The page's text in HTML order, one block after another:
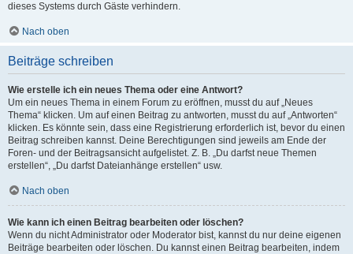
dieses Systems durch Gäste verhindern.
Nach oben
Beiträge schreiben
Wie erstelle ich ein neues Thema oder eine Antwort?
Um ein neues Thema in einem Forum zu eröffnen, musst du auf „Neues
Thema“ klicken. Um auf einen Beitrag zu antworten, musst du auf „Antworten“
klicken. Es könnte sein, dass eine Registrierung erforderlich ist, bevor du einen
Beitrag schreiben kannst. Deine Berechtigungen sind jeweils am Ende der
Foren- und der Beitragsansicht aufgelistet. Z. B. „Du darfst neue Themen
erstellen“, „Du darfst Dateianhänge erstellen“ usw.
Nach oben
Wie kann ich einen Beitrag bearbeiten oder löschen?
Wenn du nicht Administrator oder Moderator bist, kannst du nur deine eigenen
Beiträge bearbeiten oder löschen. Du kannst einen Beitrag bearbeiten, indem